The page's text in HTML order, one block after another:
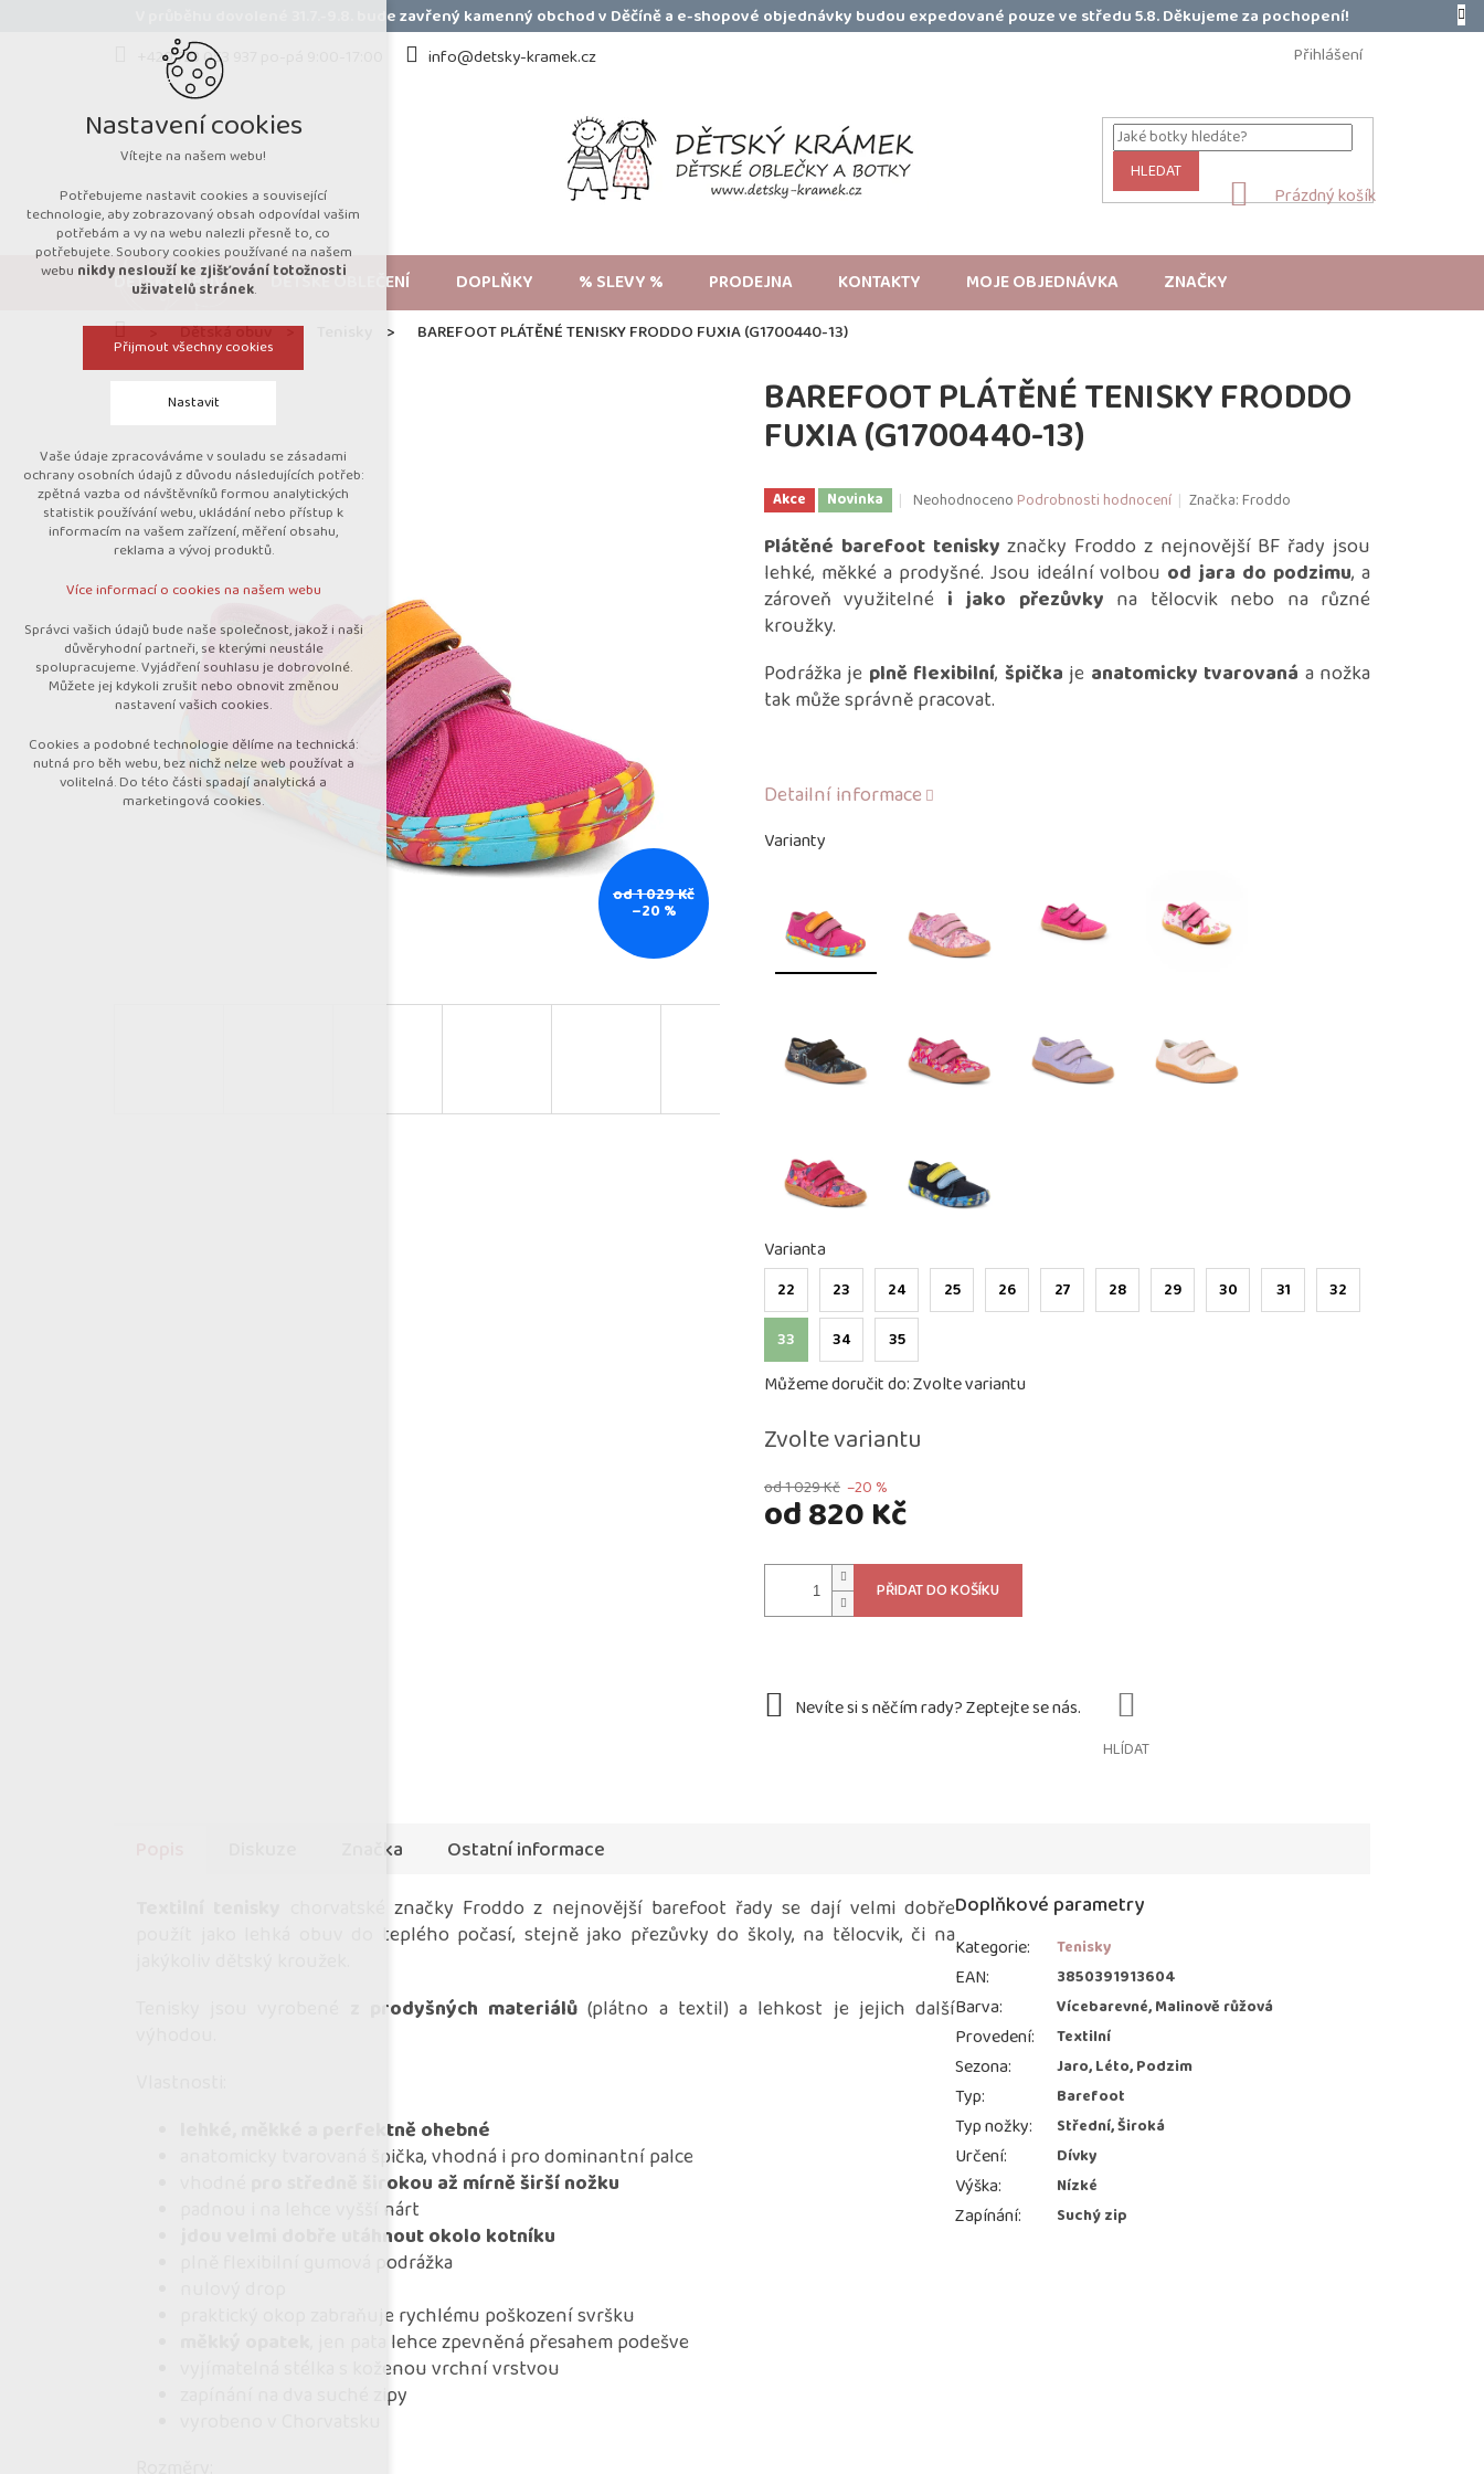
V průběhu dovolené 31.7.-9.8. bude zavřený kamenný obchod v Děčíně a e-shopové objednávky budou expedované pouze ve středu 5.8. Děkujeme za pochopení!
+420 723 053 937 po-pá 9:00-17:00
info@detsky-kramek.cz Přihlášení
HLEDAT
NÁKUPNÍ
Prázdný košík
DĚTSKÁ OBUV DĚTSKÉ OBLEČENÍ DOPLŇKY % SLEVY % PRODEJNA KONTAKTY MOJE OBJEDNÁVKA ZNAČKY
DomůDětská obuv BAREFOOT PLÁTĚNÉ TENISKY FRODDO FUXIA (G1700440-13)
od 1 029 Kč
–20 %
BAREFOOT PLÁTĚNÉ TENISKY FRODDO
FUXIA (G1700440-13)
Akce Novinka
Průměrné
produktu
0,0
z
NeohodnocenoPodrobnosti hodnocení Značka:Froddo
od 1 029 Kč –20 %
od820 Kč
cena:
Zvolte variantu
Varianty
Varianta
22 23 24 25 26 27 28 29 30 31 32
33 34 35
Můžeme doručit do:Zvolte variantu
PŘIDAT DO KOŠÍKU
Plátěné barefoot tenisky značky Froddo z nejnovější BF řady jsou
lehké, měkké a prodyšné. Jsou ideální volbou od jara do podzimu, a
zároveň využitelné i jako přezůvky na tělocvik nebo na různé
kroužky.
Podrážka je plně flexibilní, špička je anatomicky tvarovaná a nožka
tak může správně pracovat.
Detailní informace
HLÍDAT
Značka
Ostatní informace
chorvatské značky Froddo z nejnovější barefoot řady se dají velmi dobře
použít jako lehká obuv do teplého počasí, stejně jako přezůvky do školy, na tělocvik, či na
z prodyšných materiálů (plátno a textil) a lehkost je jejich další
lehké, měkké a perfektně ohebné
anatomicky tvarovaná špička, vhodná i pro dominantní palce
pro středně širokou až mírně širší nožku
padnou i na lehce vyšší nárt
jdou velmi dobře utáhnout okolo kotníku
plně flexibilní gumová podrážka
praktický okop zabraňuje rychlému poškození svršku
, jen pata lehce zpevněná přesahem podešve
vyjímatelná stélka s koženou vrchní vrstvou
zapínání na dva suché zipy
Doplňkové parametry
Kategorie: Tenisky
EAN: 3850391913604
Barva: Vícebarevné, Malinově růžová
Provedení: Textilní
Sezona: Jaro, Léto, Podzim
Typ: Barefoot
Typ nožky: Střední, Široká
Určení: Dívky
Výška: Nízké
Zapínání: Suchý zip
Nastavení cookies
Vítejte na našem webu!
Potřebujeme nastavit cookies a související
technologie, aby zobrazovaný obsah odpovídal vašim
potřebám a vy na webu nalezli přesně to, co
potřebujete. Soubory cookies používané na našem
webu nikdy neslouží ke zjišťování totožnosti
uživatelů stránek.
Přijmout všechny cookies
Nastavit
Technická cookies
nutná pro provozování webu
udržení kontextu stránek (session):
případná přihlášení, volby jazyka, apod.
návštěvnosti
marketingová cookies (Google)
Více informací o cookies na našem webu
Přijmout všechny cookies
Odmítnout vše
Vaše údaje zpracováváme v souladu se zásadami
ochrany osobních údajů z důvodu následujících potřeb:
zpětná vazba od návštěvníků formou analytických
statistik používání webu, ukládání nebo přístup k
informacím na vašem zařízení, měření obsahu,
reklama a vývoj produktů.
Více informací o cookies na našem webu
Správci vašich údajů bude naše společnost, jakož i naši
důvěryhodní partneři, se kterými neustále
spolupracujeme. Vyjádření souhlasu je dobrovolné.
Můžete jej kdykoli zrušit nebo obnovit změnou
nastavení vašich cookies.
Cookies a podobné technologie dělíme na technická:
nutná pro běh webu, bez nichž nelze web používat a
volitelná. Do této části spadají analytická a
marketingová cookies.